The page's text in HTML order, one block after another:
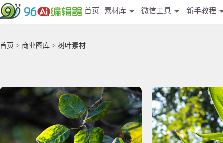
首页 素材库 微信工具 新手教程
首页 > 商业图库 > 树叶素材